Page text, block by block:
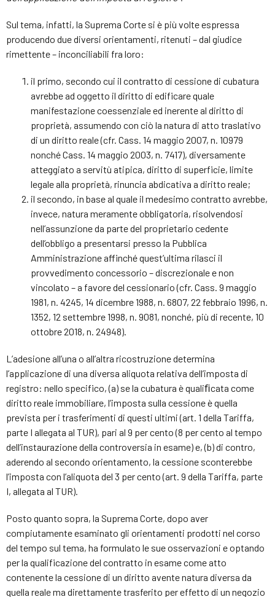
Sul tema, infatti, la Suprema Corte si è più volte espressa
producendo due diversi orientamenti, ritenuti – dal giudice
rimettente – inconciliabili fra loro:
il primo, secondo cui il contratto di cessione di cubatura
avrebbe ad oggetto il diritto di edificare quale
manifestazione coessenziale ed inerente al diritto di
proprietà, assumendo con ciò la natura di atto traslativo
di un diritto reale (cfr. Cass. 14 maggio 2007, n. 10979
nonché Cass. 14 maggio 2003, n. 7417), diversamente
atteggiato a servitù atipica, diritto di superficie, limite
legale alla proprietà, rinuncia abdicativa a diritto reale;
il secondo, in base al quale il medesimo contratto avrebbe,
invece, natura meramente obbligatoria, risolvendosi
nell’assunzione da parte del proprietario cedente
dell’obbligo a presentarsi presso la Pubblica
Amministrazione affinché quest’ultima rilasci il
provvedimento concessorio – discrezionale e non
vincolato – a favore del cessionario (cfr. Cass. 9 maggio
1981, n. 4245, 14 dicembre 1988, n. 6807, 22 febbraio 1996, n.
1352, 12 settembre 1998, n. 9081, nonché, più di recente, 10
ottobre 2018, n. 24948).
L’adesione all’una o all’altra ricostruzione determina
l’applicazione di una diversa aliquota relativa dell’imposta di
registro: nello specifico, (a) se la cubatura è qualiﬁcata come
diritto reale immobiliare, l’imposta sulla cessione è quella
prevista per i trasferimenti di questi ultimi (art. 1 della Tariffa,
parte I allegata al TUR), pari al 9 per cento (8 per cento al tempo
dell’instaurazione della controversia in esame) e, (b) di contro,
aderendo al secondo orientamento, la cessione sconterebbe
l’imposta con l’aliquota del 3 per cento (art. 9 della Tariffa, parte
I, allegata al TUR).
Posto quanto sopra, la Suprema Corte, dopo aver
compiutamente esaminato gli orientamenti prodotti nel corso
del tempo sul tema, ha formulato le sue osservazioni e optando
per la qualificazione del contratto in esame come atto
contenente la cessione di un diritto avente natura diversa da
quella reale ma direttamente trasferito per effetto di un negozio